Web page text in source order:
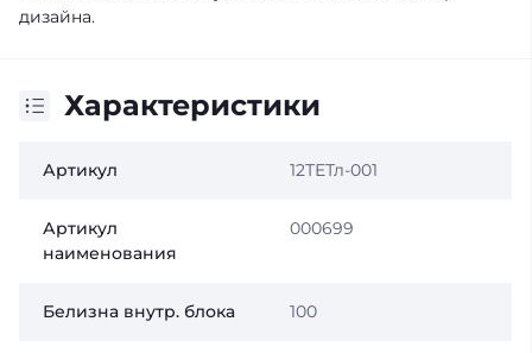
дизайна.
Характеристики
Артикул 12ТЕТл-001
Артикул
наименования
000699
Белизна внутр. блока 100